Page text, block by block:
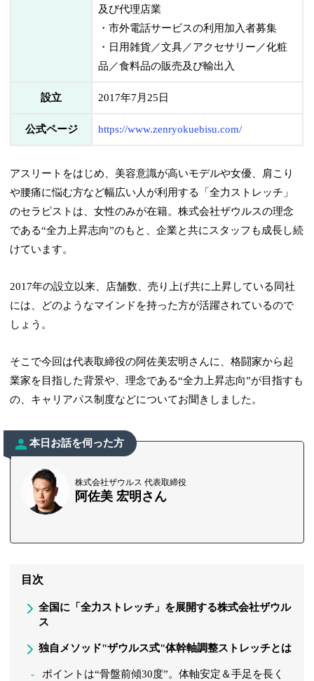
及び代理店業
・市外電話サービスの利用加入者募集
・日用雑貨／文具／アクセサリー／化粧
品／食料品の販売及び輸出入
設立 2017年7月25日
公式ページ https://www.zenryokuebisu.com/
アスリートをはじめ、美容意識が高いモデルや女優、肩こり
や腰痛に悩む方など幅広い人が利用する「全力ストレッチ」
のセラピストは、女性のみが在籍。株式会社ザウルスの理念
である“全力上昇志向”のもと、企業と共にスタッフも成長し続
けています。
2017年の設立以来、店舗数、売り上げ共に上昇している同社
には、どのようなマインドを持った方が活躍されているので
しょう。
そこで今回は代表取締役の阿佐美宏明さんに、格闘家から起
業家を目指した背景や、理念である“全力上昇志向”が目指すも
の、キャリアパス制度などについてお聞きしました。
本日お話を伺った方
株式会社ザウルス 代表取締役
阿佐美 宏明さん
目次
全国に「全力ストレッチ」を展開する株式会社ザウル
ス
独自メソッド"ザウルス式"体幹軸調整ストレッチとは
ポイントは“骨盤前傾30度”。体軸安定＆手足を長く